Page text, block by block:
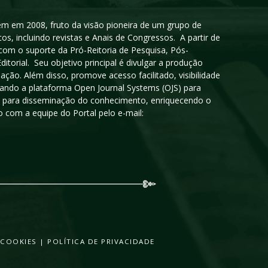
em 2008, fruto da visão pioneira de um grupo de
incluindo revistas e Anais de Congressos. A partir de
o suporte da Pró-Reitoria de Pesquisa, Pós-
Seu objetivo principal é divulgar a produção
Além disso, promove acesso facilitado, visibilidade
a plataforma Open Journal Systems (OJS) para
disseminação do conhecimento, enriquecendo o
a equipe do Portal pelo e-mail:
| POLÍTICA DE PRIVACIDADE